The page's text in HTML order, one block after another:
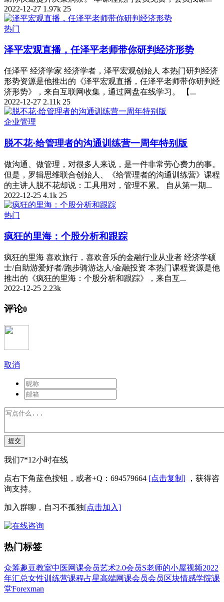
2022-12-27 1.97k 25
热门
泽平宏观直播，任泽平老师带你研判经济形势
任泽平 经济学家 经济学者，泽平宏观创始人 本热门研判经济
形势资源是他推出的《泽平宏观直播，任泽平老师带你研判经
济形势》，来自互联网收集，通过网盘在线学习。 【...
2022-12-27 2.11k 25
企业管理
脱不花·给管理者的沟通训练营一周年特别版
做沟通、做管理，对很多人来说，是一件非常劳心费力的事。
但是，罗辑思维联合创始人、《给管理者的沟通训练营》课程
的主讲人脱不花却说：工具用对，管理不累。 自从第一期...
2022-12-25 4.1k 25
热门
疯狂的里海：个股分析和跟踪
疯狂的里海 喜欢旅行，喜欢音乐的金融行业从业者 经济学硕
士/自助游爱好者/跑步骑游达人/金融投资 本热门课程资源是他
推出的《疯狂的里海：个股分析和跟踪》，来自互...
2022-12-25 2.23k
评论0
取消
提交
我们7*12小时在线
点右下角蓝色按钮，或者+Q：694579664 [点击复制] ，获得咨
询支持。
加入群聊，自习不孤独[点击加入]
热门标签
众筹趣豆教室中医网课会员艺术2.0会员S老师的小屋视频2022
年汇总女性训练营课程占星高端网课会员会员区块情感学院课
堂Forexman